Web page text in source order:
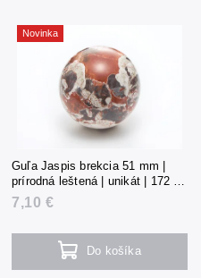
Novinka
Guľa Jaspis brekcia 51 mm |
prírodná leštená | unikát | 172 g |
Čína
7,10 €
Do košíka